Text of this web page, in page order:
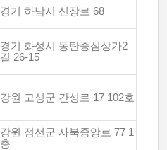
경기 하남시 신장로 68
경기 화성시 동탄중심상가2
길 26-15
강원 고성군 간성로 17 102호
강원 정선군 사북중앙로 77 1
층